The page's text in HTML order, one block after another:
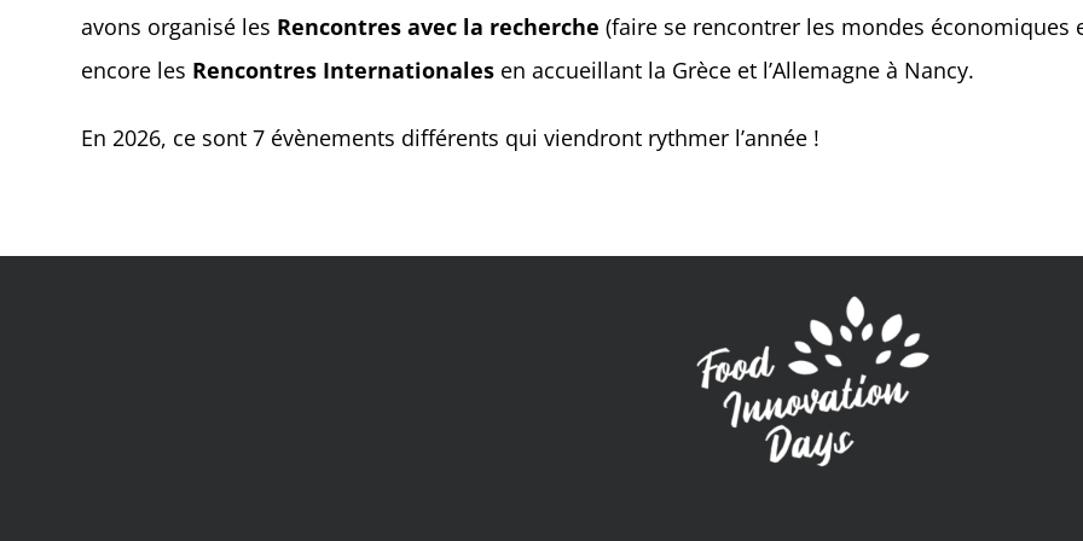
avons organisé les Rencontres avec la recherche (faire se rencontrer les mondes économiques
encore les Rencontres Internationales en accueillant la Grèce et l’Allemagne à Nancy.
En 2026, ce sont 7 évènements différents qui viendront rythmer l’année !